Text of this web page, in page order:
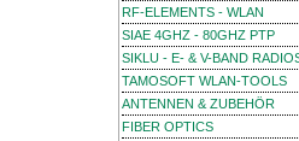
RF-ELEMENTS - WLAN
SIAE 4GHZ - 80GHZ PTP
SIKLU - E- & V-BAND
TAMOSOFT WLAN-TOOLS
ANTENNEN & ZUBEHÖR
FIBER OPTICS